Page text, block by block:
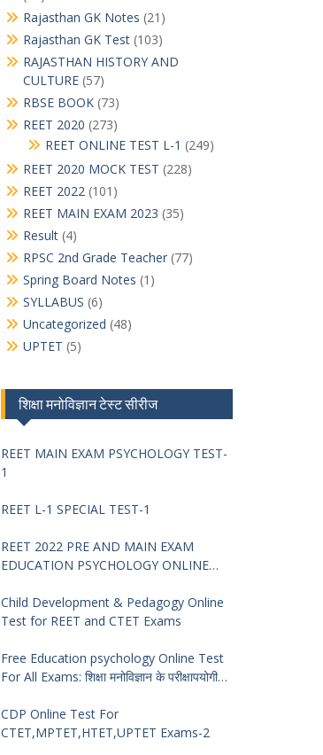
Rajasthan GK Notes (21)
Rajasthan GK Test(103)
RAJASTHAN HISTORY AND
CULTURE(57)
RBSE BOOK(73)
REET 2020 (273)
REET ONLINE TEST L-1 (249)
REET 2020 MOCK TEST (228)
REET 2022(101)
REET MAIN EXAM 2023 (35)
Result(4)
RPSC 2nd Grade Teacher(77)
Spring Board Notes (1)
SYLLABUS (6)
Uncategorized (48)
UPTET (5)
शिक्षा मनोविज्ञान टेस्ट सीरीज
REET MAIN EXAM PSYCHOLOGY TEST-
1
REET L-1 SPECIAL TEST-1
REET 2022 PRE AND MAIN EXAM
EDUCATION PSYCHOLOGY ONLINE
Child Development & Pedagogy Online
Test for REET and CTET Exams
Free Education psychology Online Test
For All Exams: शिक्षा मनोविज्ञान के परीक्षापयोगी
CDP Online Test For
CTET,MPTET,HTET,UPTET Exams-2